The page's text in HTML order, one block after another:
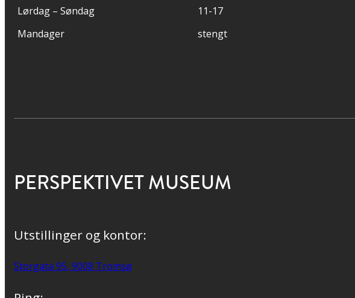
Lørdag – Søndag
11-17
Mandager
stengt
PERSPEKTIVET MUSEUM
Utstillinger og kontor:
Storgata 95, 9008 Tromsø